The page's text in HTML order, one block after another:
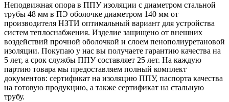
Неподвижная опора в ППУ изоляции с диаметром стальной
трубы 48 мм в ПЭ оболочке диаметром 140 мм от
производителя НЗТИ оптимальный вариант для устройства
систем теплоснабжения. Изделие защищено от внешних
воздействий прочной оболочкой и слоем пенополиуретановой
изоляции. Покупаю у нас вы получаете гарантию качества на
5 лет, а срок службы ППУ составляет 25 лет. На каждую
партию товара мы предоставляем полный комплект
документов: сертификат на изоляцию ППУ, паспорта качества
на готовую продукцию, а также сертификат на стальную
трубу.